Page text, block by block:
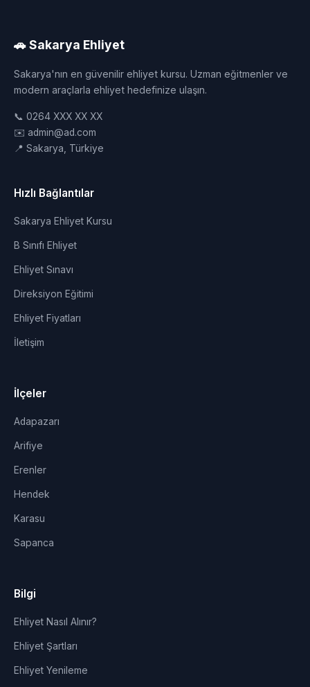
🚗 Sakarya Ehliyet
Sakarya'nın en güvenilir ehliyet kursu. Uzman eğitmenler ve
modern araçlarla ehliyet hedefinize ulaşın.
📞 0264 XXX XX XX
✉️ admin@ad.com
📍 Sakarya, Türkiye
Hızlı Bağlantılar
Sakarya Ehliyet Kursu
B Sınıfı Ehliyet
Ehliyet Sınavı
Direksiyon Eğitimi
Ehliyet Fiyatları
İletişim
İlçeler
Adapazarı
Arifiye
Erenler
Hendek
Karasu
Sapanca
Bilgi
Ehliyet Nasıl Alınır?
Ehliyet Şartları
Ehliyet Yenileme